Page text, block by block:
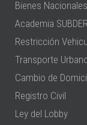
Bienes Nacionales
Academia
Restricción
Transporte
Cambio de
Registro Civil
Ley del Lobby